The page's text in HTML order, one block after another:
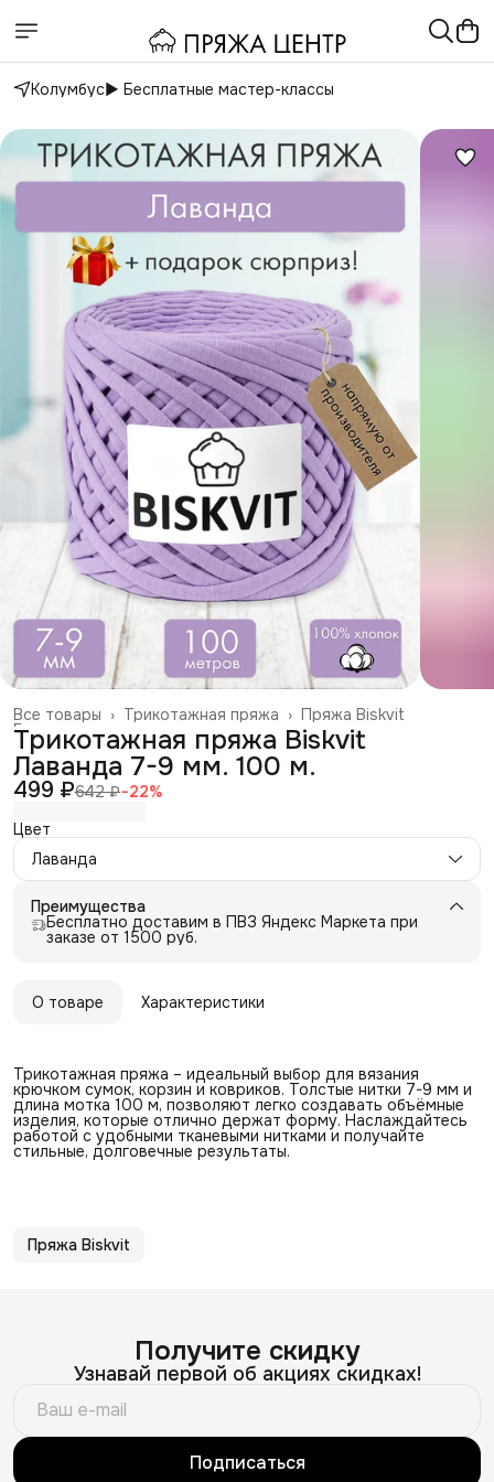
Колумбус▶️ Бесплатные мастер-классы
Пряжа Biskvit
Трикотажная пряжа ›
Все товары ›
Главная ›
Трикотажная пряжа Biskvit
Лаванда 7-9 мм. 100 м.
499 ₽642 ₽−22%
Цвет
Лаванда
Преимущества
Бесплатно доставим в ПВЗ Яндекс Маркета при
заказе от 1500 руб.
О товаре Характеристики
Трикотажная пряжа – идеальный выбор для вязания
крючком сумок, корзин и ковриков. Толстые нитки 7-9 мм и
длина мотка 100 м, позволяют легко создавать объёмные
изделия, которые отлично держат форму. Наслаждайтесь
работой с удобными тканевыми нитками и получайте
стильные, долговечные результаты.
Пряжа Biskvit
Получите скидку
Узнавай первой об акциях скидках!
Подписаться